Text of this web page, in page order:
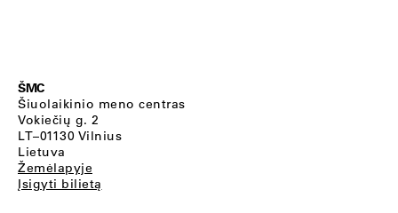
ŠMC
Šiuolaikinio meno centras
Vokiečių g. 2
LT–01130 Vilnius
Lietuva
Žemėlapyje
Įsigyti bilietą